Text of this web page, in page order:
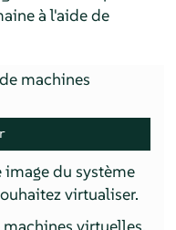
à l'aide de
machines
image du système
virtualiser.